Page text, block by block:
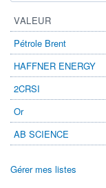
VALEUR
Pétrole Brent
HAFFNER ENERGY
2CRSI
Or
AB SCIENCE
Gérer mes listes